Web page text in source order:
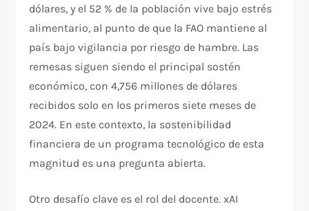
dólares, y el 52 % de la población vive bajo estrés
alimentario, al punto de que la FAO mantiene al
país bajo vigilancia por riesgo de hambre. Las
remesas siguen siendo el principal sostén
económico, con 4,756 millones de dólares
recibidos solo en los primeros siete meses de
2024. En este contexto, la sostenibilidad
financiera de un programa tecnológico de esta
magnitud es una pregunta abierta.
Otro desafío clave es el rol del docente. xAI